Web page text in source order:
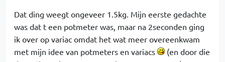
Dat ding weegt ongeveer 1.5kg. Mijn eerste gedachte
was dat t een potmeter was, maar na 2seconden ging
ik over op variac omdat het wat meer overeenkwam
met mijn idee van potmeters en variacs
(en door die